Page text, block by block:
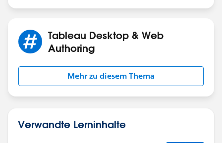
Tableau Desktop & Web
Authoring
Mehr zu diesem Thema
Verwandte Lerninhalte